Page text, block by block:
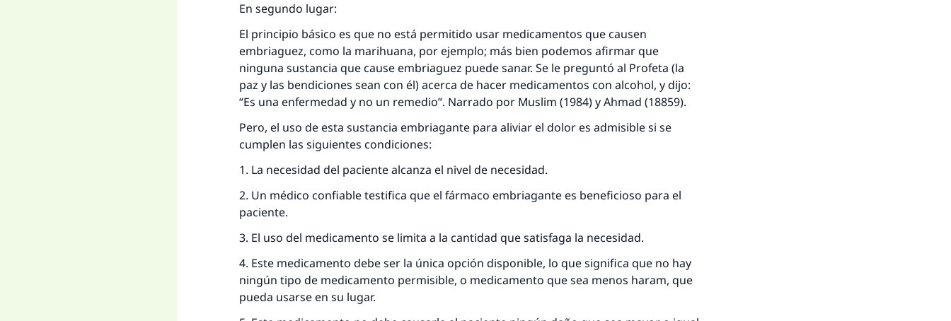
En segundo lugar:
El principio básico es que no está permitido usar medicamentos que causen
embriaguez, como la marihuana, por ejemplo; más bien podemos afirmar que
ninguna sustancia que cause embriaguez puede sanar. Se le preguntó al Profeta (la
paz y las bendiciones sean con él) acerca de hacer medicamentos con alcohol, y dijo:
“Es una enfermedad y no un remedio”. Narrado por Muslim (1984) y Ahmad (18859).
Pero, el uso de esta sustancia embriagante para aliviar el dolor es admisible si se
cumplen las siguientes condiciones:
1. La necesidad del paciente alcanza el nivel de necesidad.
2. Un médico confiable testifica que el fármaco embriagante es beneficioso para el
paciente.
3. El uso del medicamento se limita a la cantidad que satisfaga la necesidad.
4. Este medicamento debe ser la única opción disponible, lo que significa que no hay
ningún tipo de medicamento permisible, o medicamento que sea menos haram, que
pueda usarse en su lugar.
Desde la Q hasta la A, su contribución ayuda a IslamQA.
Profeta ﷺ dijo:
"Una persona que orienta a otros a hacer el bien obtendrá la
misma recompensa que aquellos que lo realicen."